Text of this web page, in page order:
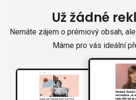
Už žádné
Nemáte zájem o prémiový obsah,
Máme pro vás ideální